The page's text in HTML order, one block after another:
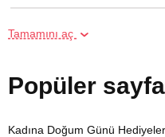
İki Kişi için Spor Masajı
Tamamını aç
Popüler
Kadına Doğum Günü